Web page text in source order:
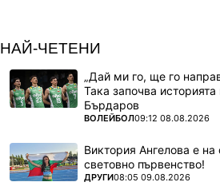
НАЙ-ЧЕТЕНИ
„Дай ми го, ще го
Така започва
Бърдаров
ПОВЕЧЕ ОТ
ВОЛЕЙБОЛ09:12 08.08.2026
Виктория Ангелова е на
световно първенство!
ПОВЕЧЕ ОТ
ДРУГИ08:05 09.08.2026